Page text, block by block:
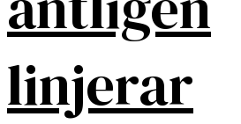
linjerar